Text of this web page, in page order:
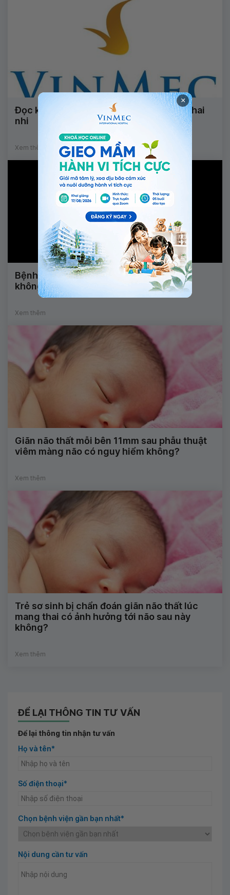
Đọc kết quả xét nghiệm sàng lọc dị tật thai
nhi
Xem thêm
Bệnh ROP ở trẻ sinh non có nguy hiểm
không?
Xem thêm
Giãn não thất mỗi bên 11mm sau phẫu thuật
viêm màng não có nguy hiểm không?
Xem thêm
Trẻ sơ sinh bị chẩn đoán giãn não thất lúc
mang thai có ảnh hưởng tới não sau này
không?
Xem thêm
ĐỂ LẠI THÔNG TIN TƯ VẤN
Để lại thông tin nhận tư vấn
Họ và tên*
Số điện thoại*
Chọn bệnh viện gần bạn nhất*
Nội dung cần tư vấn
×